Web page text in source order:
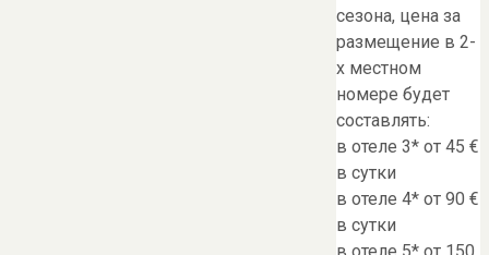
сезона, цена за
размещение в 2-
х местном
номере будет
составлять:
в отеле 3* от 45 €
в сутки
в отеле 4* от 90 €
в сутки